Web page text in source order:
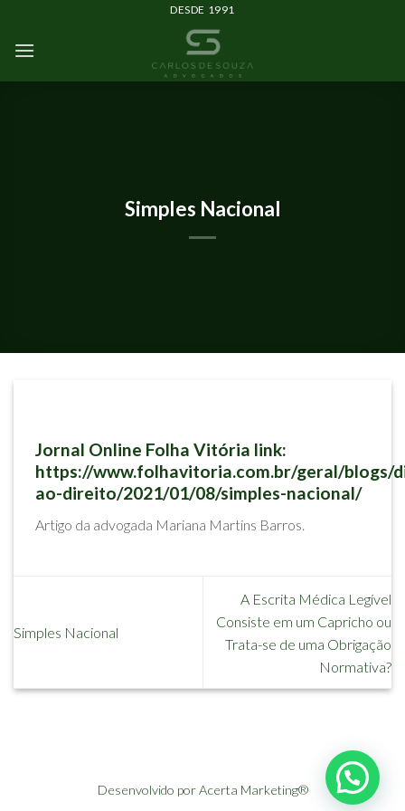
DESDE 1991
Simples Nacional
Jornal Online Folha Vitória link:
https://www.folhavitoria.com.br/geral/blogs/
ao-direito/2021/01/08/simples-nacional/
Artigo da advogada Mariana Martins Barros.
Simples Nacional
A Escrita Médica Legível
Consiste em um Capricho ou
Trata-se de uma Obrigação
Normativa?
Desenvolvido por Acerta Marketing®